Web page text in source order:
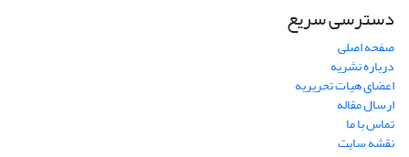
دسترسی سریع
صفحه اصلی
درباره نشریه
اعضای هیات تحریریه
ارسال مقاله
تماس با ما
نقشه سایت